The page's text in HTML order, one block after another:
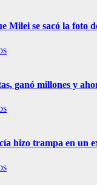
Milei se sacó la foto
ganó millones y
hizo trampa en un